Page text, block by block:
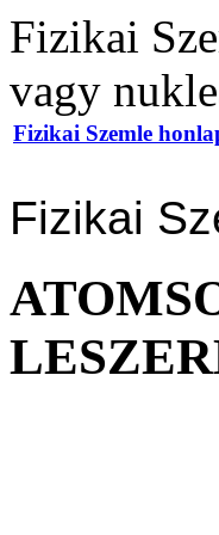
Fizikai
vagy
Fizikai Szemle
Fizikai